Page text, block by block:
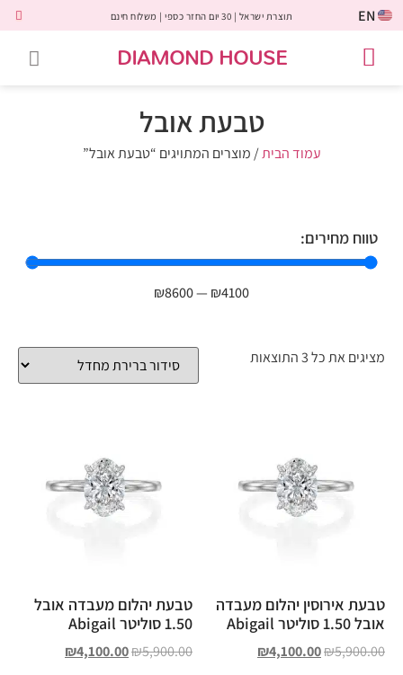
EN תוצרת ישראל | 30 יום החזר כספי | משלוח חינם
DIAMOND HOUSE
טבעת אובל
עמוד הבית/ מוצרים המתויגים “טבעת אובל”
טווח מחירים:
₪4100
—
₪8600
מציגים את כל ⁦3⁩ התוצאות
טבעת אירוסין יהלום מעבדה
אובל 1.50 סוליטר Abigail
₪5,900.00
₪4,100.00
טבעת יהלום מעבדה אובל
1.50 סוליטר Abigail
₪5,900.00
₪4,100.00